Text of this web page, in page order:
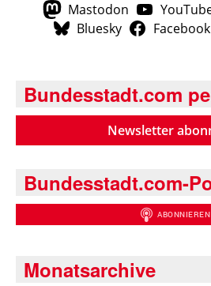
Mastodon
Bluesky
Facebook
Bundesstadt.com
Newsletter
Bundesstadt.com-
Monatsarchive